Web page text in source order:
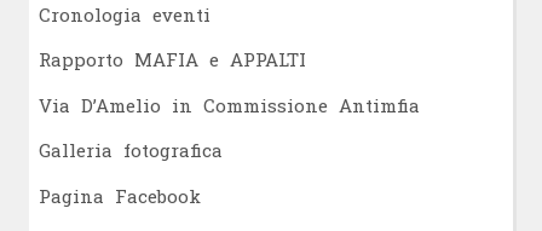
Cronologia eventi
Rapporto MAFIA e APPALTI
Via D’Amelio in Commissione Antimfia
Galleria fotografica
Pagina Facebook